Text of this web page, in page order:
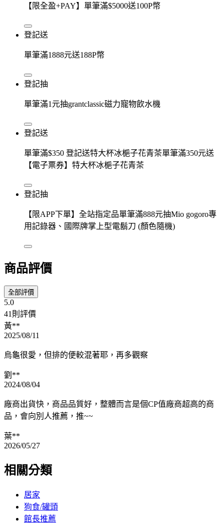
【限全盈+PAY】單筆滿$5000送100P幣
登記送
單筆滿1888元送188P幣
登記抽
單筆滿1元抽grantclassic磁力寵物飲水機
登記送
單筆滿$350 登記送特大杯冰梔子花青茶單筆滿350元送
【電子票券】特大杯冰梔子花青茶
登記抽
【限APP下單】全站指定品單筆滿888元抽Mio gogoro專
用記錄器、國際牌掌上型電鬍刀 (顏色隨機)
商品評價
全部評價
5.0
41則評價
黃**
2025/08/11
烏龜很愛，但排的便較混著耶，再多觀察
劉**
2024/08/04
廠商出貨快，商品品質好，整體而言是個CP值廠商超高的商
品，會向別人推薦，推~~
葉**
2026/05/27
相關分類
居家
狗食/罐頭
館長推薦